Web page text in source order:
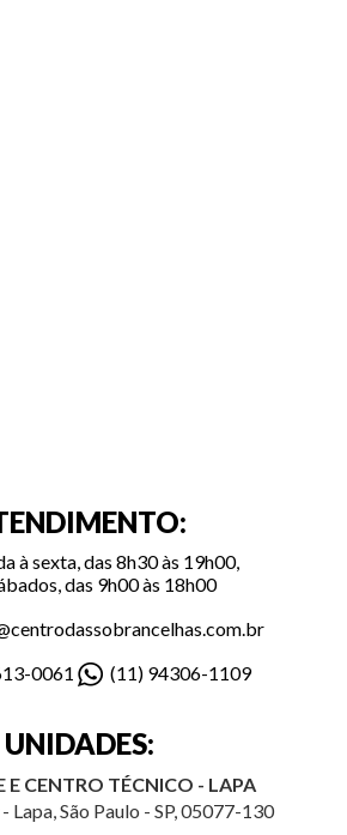
à sexta, das 8h30 às 19h00,
das 9h00 às 18h00
0061 (11) 94306-1109
UNIDADES:
E CENTRO TÉCNICO - LAPA
Lapa, São Paulo - SP, 05077-130